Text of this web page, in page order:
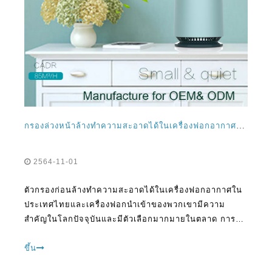
กรองล่วงหน้าล้างทำความสะอาดได้ในเครื่องฟอกอากาศในประเทศไทยและความสำคัญของพวกเขา
2564-11-01
ประเทศไทยและเครื่องฟอกนำเข้าของพวกเขามีความ
ค้นหาเครื่องฟอกอากาศในอุดมคติไม่ใช่เรื่องง่ายเสมอไป
และมีความเข้าใจผิดมากมายเกี่ยวกับสิ่งเดียวกัน หลายคน
ไม่เข้าใจ
ขึ้น